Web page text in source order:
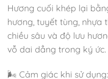
Hương cuối khép lại
hương, tuyết tùng, nhựa
chiều sâu và độ lưu
vỗ dai dẳng trong ký ức.
🌬️ Cảm giác khi sử dụng: